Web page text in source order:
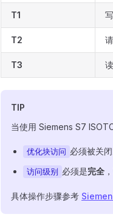
T1
T2
T3
TIP
当使用 Siemens S7
优化块访问 必须被关闭
访问级别 必须是完全 ，
具体操作步骤参考